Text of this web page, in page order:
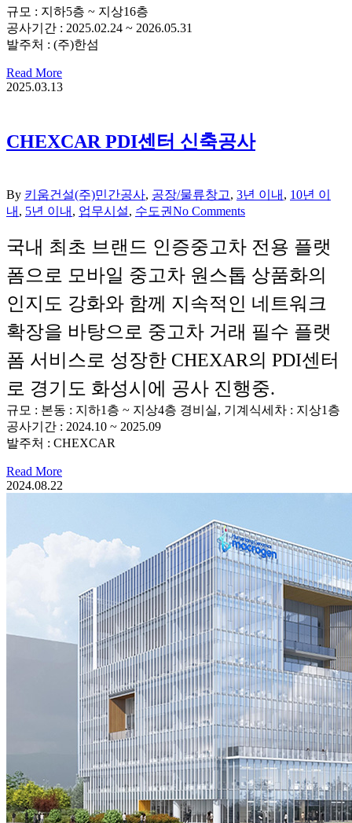
규모 : 지하5층 ~ 지상16층
공사기간 : 2025.02.24 ~ 2026.05.31
발주처 : (주)한섬
Read More
2025.03.13
CHEXCAR PDI센터 신축공사
By 키움건설(주)민간공사, 공장/물류창고, 3년 이내 , 10년 이
내 , 5년 이내 , 업무시설, 수도권No Comments
국내 최초 브랜드 인증중고차 전용 플랫
폼으로 모바일 중고차 원스톱 상품화의
인지도 강화와 함께 지속적인 네트워크
확장을 바탕으로 중고차 거래 필수 플랫
폼 서비스로 성장한 CHEXAR의 PDI센터
로 경기도 화성시에 공사 진행중.
규모 : 본동 : 지하1층 ~ 지상4층 경비실, 기계식세차 : 지상1층
공사기간 : 2024.10 ~ 2025.09
발주처 : CHEXCAR
Read More
2024.08.22